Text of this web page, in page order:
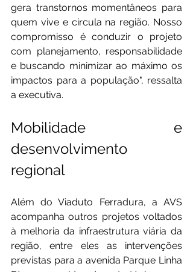
gera transtornos momentâneos para
quem vive e circula na região. Nosso
compromisso é conduzir o projeto
com planejamento, responsabilidade
e buscando minimizar ao máximo os
impactos para a população", ressalta
a executiva.
Mobilidade e
desenvolvimento
regional
Além do Viaduto Ferradura, a AVS
acompanha outros projetos voltados
à melhoria da infraestrutura viária da
região, entre eles as intervenções
previstas para a avenida Parque Linha